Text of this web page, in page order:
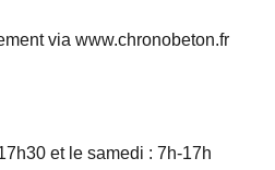
via www.chronobeton.fr
et le samedi : 7h-17h